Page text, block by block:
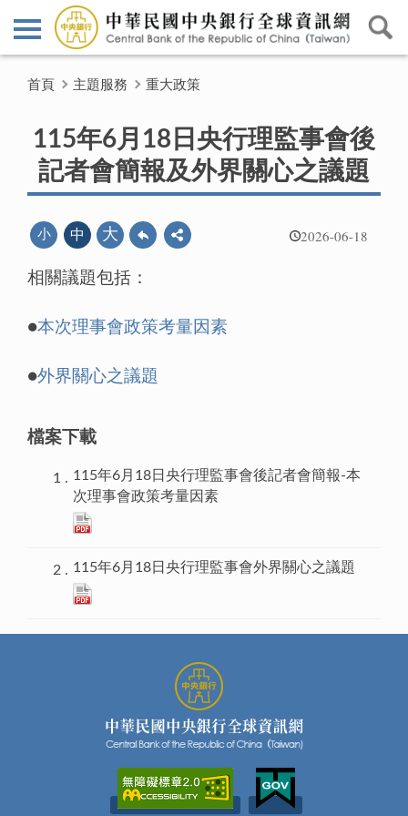
首頁 主題服務 重大政策
115年6月18日央行理監事會後
記者會簡報及外界關心之議題
2026-06-18
小 中 大
相關議題包括：
●本次理事會政策考量因素
●外界關心之議題
檔案下載
115年6月18日央行理監事會後記者會簡報-本
次理事會政策考量因素
115年6月18日央行理監事會外界關心之議題